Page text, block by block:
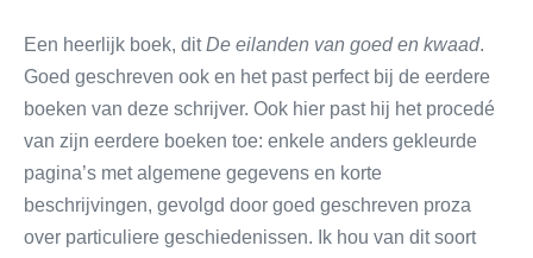
Een heerlijk boek, ditDe eilanden van goed en kwaad.
Goed geschreven ook en het past perfect bij de eerdere
boeken van deze schrijver. Ook hier past hij het procedé
van zijn eerdere boeken toe: enkele anders gekleurde
pagina’s met algemene gegevens en korte
beschrijvingen, gevolgd door goed geschreven proza
over particuliere geschiedenissen. Ik hou van dit soort